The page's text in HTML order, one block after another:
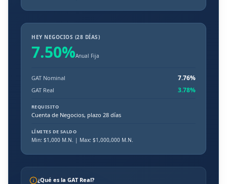
HEY NEGOCIOS (28 DÍAS)
7.50%Anual Fija
GAT Nominal 7.76%
GAT Real 3.78%
REQUISITO
Cuenta de Negocios, plazo 28 días
LÍMITES DE SALDO
Min: $1,000 M.N. | Max: $1,000,000 M.N.
¿Qué es la GAT Real?